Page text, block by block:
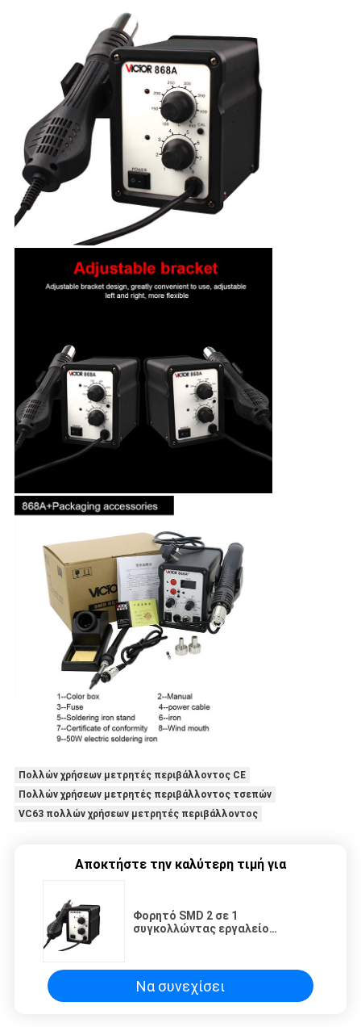
Πολλών χρήσεων μετρητές περιβάλλοντος CE
Πολλών χρήσεων μετρητές περιβάλλοντος τσεπών
VC63 πολλών χρήσεων μετρητές περιβάλλοντος
Αποκτήστε την καλύτερη τιμή για
Φορητό SMD 2 σε 1
συγκολλώντας εργαλείο
Να συνεχίσει